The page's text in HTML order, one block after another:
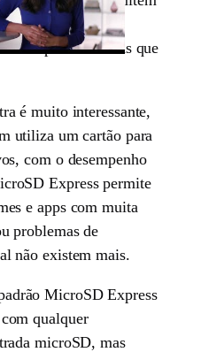
rápido aos itens que
é muito interessante,
utiliza um cartão para
com o desempenho
Express permite
e apps com muita
problemas de
não existem mais.
MicroSD Express
qualquer
microSD, mas